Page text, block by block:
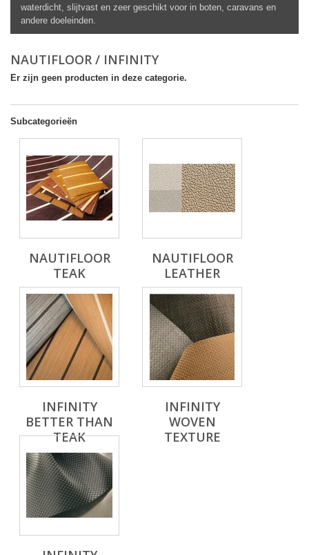
waterdicht, slijtvast en zeer geschikt voor in boten, caravans en
andere doeleinden.
NAUTIFLOOR / INFINITY
Er zijn geen producten in deze categorie.
Subcategorieën
NAUTIFLOOR
TEAK
NAUTIFLOOR
LEATHER
INFINITY
BETTER THAN
TEAK
INFINITY
WOVEN
TEXTURE